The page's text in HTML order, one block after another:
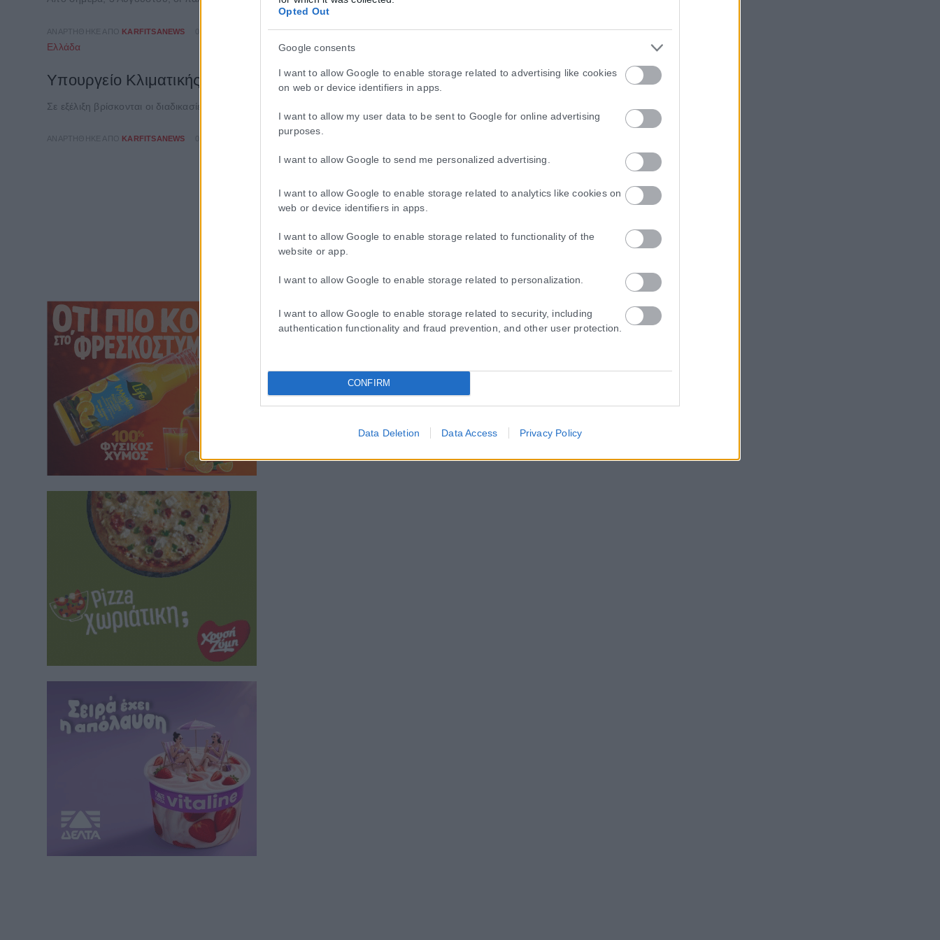
Opted Out
Google consents
I want to allow Google to enable storage related to advertising like cookies
on web or device identifiers in apps.
I want to allow my user data to be sent to Google for online advertising
purposes.
I want to allow Google to send me personalized advertising.
I want to allow Google to enable storage related to analytics like cookies on
web or device identifiers in apps.
I want to allow Google to enable storage related to functionality of the
website or app.
I want to allow Google to enable storage related to personalization.
I want to allow Google to enable storage related to security, including
authentication functionality and fraud prevention, and other user protection.
CONFIRM
Data Deletion Data Access Privacy Policy
ΑΝΑΡΤΉΘΗΚΕ ΑΠΌ KARFITSANEWS
Ελλάδα
Υπουργείο Κλιματικής Κρίσης: Ενέργειες για την κρατική αρωγή προς τους πυρόπληκτους
Σε εξέλιξη βρίσκονται οι διαδικασίες κρατικής αρωγής για τις περιοχές που επλήγησαν από τις πρόσφατες πυρκαγιές, με τις αρμόδιες αρχές...
ΑΝΑΡΤΉΘΗΚΕ ΑΠΌ KARFITSANEWS